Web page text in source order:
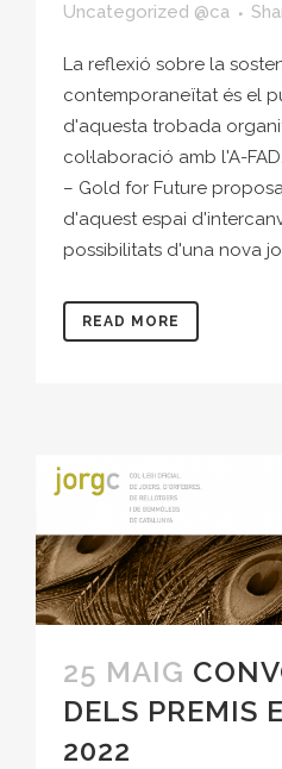
Uncategorized @ca
La reflexió sobre la
contemporaneïtat és el
d'aquesta trobada
col·laboració amb l'A-
– Gold for Future
d'aquest espai
possibilitats d'una nova
READ MORE
25 MAIG
DELS PREMIS
2022